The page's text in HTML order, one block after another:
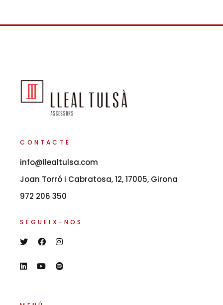
CONTACTE
info@llealtulsa.com
Joan Torró i Cabratosa, 12, 17005, Girona
972 206 350
SEGUEIX-NOS